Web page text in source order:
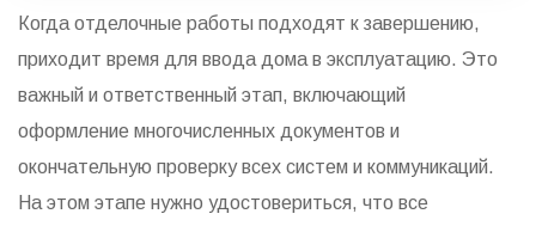
Когда отделочные работы подходят к завершению,
приходит время для ввода дома в эксплуатацию. Это
важный и ответственный этап, включающий
оформление многочисленных документов и
окончательную проверку всех систем и коммуникаций.
На этом этапе нужно удостовериться, что все